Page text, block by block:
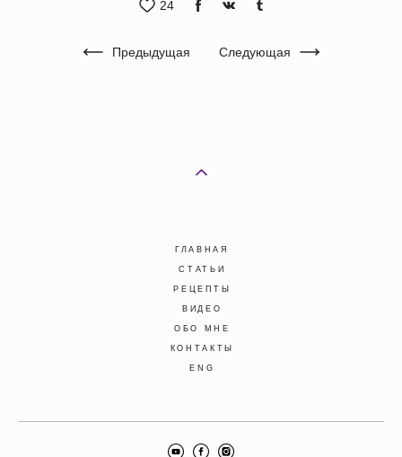
24
Предыдущая Следующая
ГЛАВНАЯ
СТАТЬИ
РЕЦЕПТЫ
ВИДЕО
ОБО МНЕ
КОНТАКТЫ
ENG